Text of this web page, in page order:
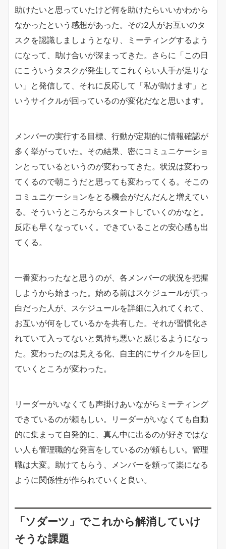
助けたいと思っていたけど何を助けたらいいかわから
なかったという感想があった。その2人がお互いのタ
スクを認識しましょうとなり、ミーティングするよう
になって、助け合いが深まってきた。さらに「この日
にこういうタスクが発生してこれくらい人手が足りな
い」と発信して、それに反応して「私が助けます」と
いうサイクルが回っているのが変化だなと思います。
メンバーの実行する目標、行動が定期的に情報確認が
多く挙がっていた。その結果、密にコミュニケーショ
ンとっているというのが変わってきた。状況は変わっ
てくるので朝こうだと思っても変わってくる。そこの
コミュニケーションをとる機会がだんだんと増えてい
る。そういうところからスタートしていくのかなと。
反応も早くなっていく。できていることの安心感も出
てくる。
一番変わったなと思うのが、各メンバーの状況を把握
しようから始まった。始める前はスケジュールが真っ
白だった人が、スケジュールを詳細に入れてくれて、
お互いが何をしているかを共有した。それが習慣化さ
れていて入ってないと気持ち悪いと感じるようになっ
た。変わったのは見える化、自主的にサイクルを回し
ていくところが変わった。
リーダーがいなくても声掛けあいながらミーティング
できているのが頼もしい。リーダーがいなくても自動
的に集まって自発的に、真ん中に出るのが好きではな
い人も管理職的な発言をしているのが頼もしい。管理
職は大変。助けてもらう、メンバーを頼って楽になる
ように関係性が作られていくと良い。
「ソダーツ」でこれから解消していけ
そうな課題